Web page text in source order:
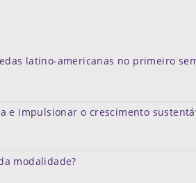
latino-americanas no primeiro
e impulsionar o crescimento
modalidade?